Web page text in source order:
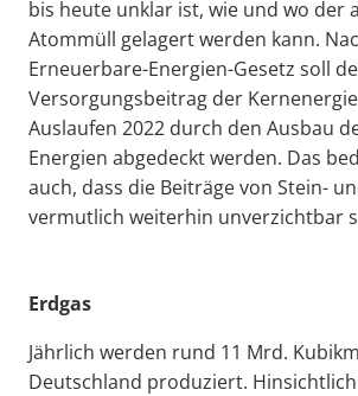
bis heute unklar ist, wie und wo der
Atommüll gelagert werden kann.
Erneuerbare-Energien-Gesetz soll
Versorgungsbeitrag der
Auslaufen 2022 durch den Ausbau
Energien abgedeckt werden. Das
auch, dass die Beiträge von Stein-
vermutlich weiterhin unverzichtbar
Erdgas
Jährlich werden rund 11 Mrd.
Deutschland produziert.